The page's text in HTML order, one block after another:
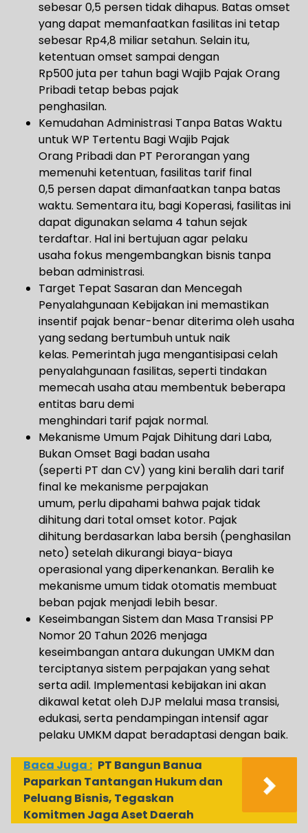
sebesar 0,5 persen tidak dihapus. Batas omset
yang dapat memanfaatkan fasilitas ini tetap
sebesar Rp4,8 miliar setahun. Selain itu,
ketentuan omset sampai dengan
Rp500 juta per tahun bagi Wajib Pajak Orang
Pribadi tetap bebas pajak
penghasilan.
Kemudahan Administrasi Tanpa Batas Waktu
untuk WP Tertentu Bagi Wajib Pajak
Orang Pribadi dan PT Perorangan yang
memenuhi ketentuan, fasilitas tarif final
0,5 persen dapat dimanfaatkan tanpa batas
waktu. Sementara itu, bagi Koperasi, fasilitas ini
dapat digunakan selama 4 tahun sejak
terdaftar. Hal ini bertujuan agar pelaku
usaha fokus mengembangkan bisnis tanpa
beban administrasi.
Target Tepat Sasaran dan Mencegah
Penyalahgunaan Kebijakan ini memastikan
insentif pajak benar-benar diterima oleh usaha
yang sedang bertumbuh untuk naik
kelas. Pemerintah juga mengantisipasi celah
penyalahgunaan fasilitas, seperti tindakan
memecah usaha atau membentuk beberapa
entitas baru demi
menghindari tarif pajak normal.
Mekanisme Umum Pajak Dihitung dari Laba,
Bukan Omset Bagi badan usaha
(seperti PT dan CV) yang kini beralih dari tarif
final ke mekanisme perpajakan
umum, perlu dipahami bahwa pajak tidak
dihitung dari total omset kotor. Pajak
dihitung berdasarkan laba bersih (penghasilan
neto) setelah dikurangi biaya-biaya
operasional yang diperkenankan. Beralih ke
mekanisme umum tidak otomatis membuat
beban pajak menjadi lebih besar.
Keseimbangan Sistem dan Masa Transisi PP
Nomor 20 Tahun 2026 menjaga
keseimbangan antara dukungan UMKM dan
terciptanya sistem perpajakan yang sehat
serta adil. Implementasi kebijakan ini akan
dikawal ketat oleh DJP melalui masa transisi,
edukasi, serta pendampingan intensif agar
pelaku UMKM dapat beradaptasi dengan baik.
Baca Juga : PT Bangun Banua
Paparkan Tantangan Hukum dan
Peluang Bisnis, Tegaskan
Komitmen Jaga Aset Daerah